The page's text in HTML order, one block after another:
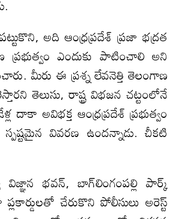
అది ఆంధ్రప్రదేశ్‌ ప్రజా భద్రత
ఎందుకు పాటించాలి అని
మీరు ఈ ప్రశ్న లేవనెత్తి తెలంగాణ
తెలుసు, రాష్ట్ర విభజన చట్టంలోనే
దాకా అవిభక్త ఆంధ్రప్రదేశ్‌ ప్రభుత్వం
వివరణ ఉందన్నాడు. చీకటి
విజ్ఞాన భవన్‌, బాగ్‌లింగంపల్లి పార్క్‌
ప్లకార్డులతో చేరుకొని పోలీసులు అరెస్ట్‌